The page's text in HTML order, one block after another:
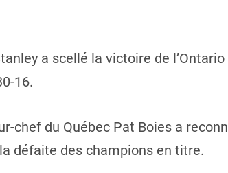
a scellé la victoire de
16.
chef du Québec Pat Boies a
défaite des champions en titre.